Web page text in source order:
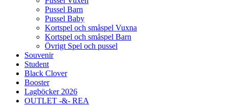
Pussel Barn
Pussel Baby
Kortspel och småspel Vuxna
Kortspel och småspel Barn
Övrigt Spel och pussel
Souvenir
Student
Black Clover
Booster
Lagböcker 2026
OUTLET -&- REA